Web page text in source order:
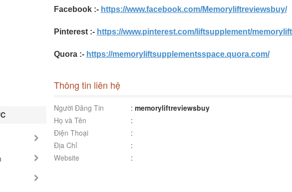
Facebook :- https://www.facebook.com/Memoryliftreviewsbuy/
Pinterest :- https://www.pinterest.com/liftsupplement/
Quora :- https://memoryliftsupplementsspace.quora.com/
Thông tin liên hệ
Người Đăng Tin : memoryliftreviewsbuy
Họ và Tên
:
Điện Thoại
:
Địa Chỉ
:
Website
: